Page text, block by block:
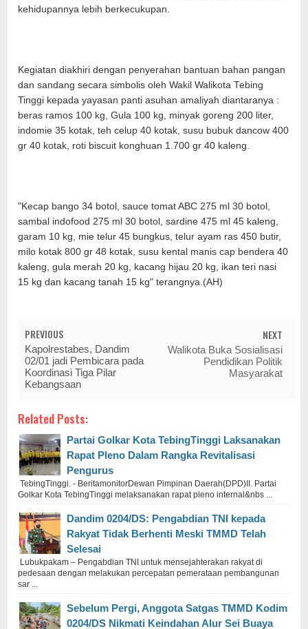
kehidupannya lebih berkecukupan.
Kegiatan diakhiri dengan penyerahan bantuan bahan pangan
dan sandang secara simbolis oleh Wakil Walikota Tebing
Tinggi kepada yayasan panti asuhan amaliyah diantaranya :
beras ramos 100 kg, Gula 100 kg, minyak goreng 200 liter,
indomie 35 kotak, teh celup 40 kotak, susu bubuk dancow 400
gr 40 kotak, roti biscuit konghuan 1.700 gr 40 kaleng.
"Kecap bango 34 botol, sauce tomat ABC 275 ml 30 botol,
sambal indofood 275 ml 30 botol, sardine 475 ml 45 kaleng,
garam 10 kg, mie telur 45 bungkus, telur ayam ras 450 butir,
milo kotak 800 gr 48 kotak, susu kental manis cap bendera 40
kaleng, gula merah 20 kg, kacang hijau 20 kg, ikan teri nasi
15 kg dan kacang tanah 15 kg" terangnya.(AH)
PREVIOUS
Kapolrestabes, Dandim
02/01 jadi Pembicara pada
Koordinasi Tiga Pilar
Kebangsaan
NEXT
Walikota Buka Sosialisasi
Pendidikan Politik
Masyarakat
Related Posts:
Partai Golkar Kota TebingTinggi Laksanakan
Rapat Pleno Dalam Rangka Revitalisasi
Pengurus
TebingTinggi. - BeritamonitorDewan Pimpinan Daerah(DPD)II. Partai
Golkar Kota TebingTinggi melaksanakan rapat pleno internal&nbs ...
Dandim 0204/DS: Pengabdian TNI kepada
Rakyat Tidak Berhenti Meski ​TMMD Telah
Selesai
Lubukpakam – Pengabdian TNI untuk mensejahterakan rakyat di
pedesaan dengan melakukan percepatan pemerataan pembangunan
sar ...
Sebelum Pergi, Anggota Satgas TMMD Kodim
0204/DS Nikmati Keindahan Alur Sei Buaya